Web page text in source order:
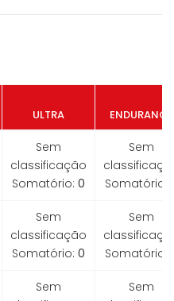
ULTRA ENDURANCE
Sem
classificação
Somatório: 0
Sem
Somatório:
Sem
classificação
Somatório: 0
Sem
Somatório:
Sem
Sem